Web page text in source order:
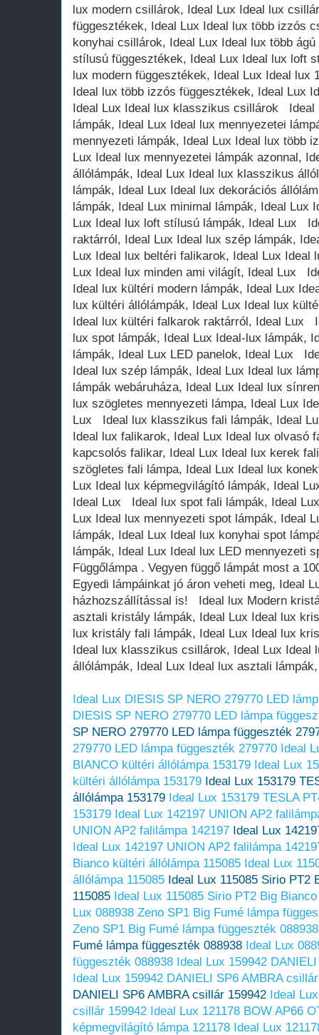
Ideal Lux DIESIS SP NERO 279770 LED
DIESIS SP NERO 279770 LED lámpa
SP NERO 279770 LED lámpa függeszték
279770 LED lámpa függeszték 279770 Ideal
BIANCO kültéri állólámpa 153179 Ideal Lux
kültéri állólámpa 153179 Ideal Lux 153179
állólámpa 153179 Ideal Lux 153179 TESLA
153179 Ideal Lux 142197 UNION AP2
UNION AP2 falilámpa 142197 Ideal Lux
Ideal Lux 142197 UNION AP2 falilámpa
Bianco kültéri állólámpa 115085 Ideal Lux
állólámpa 115085 Ideal Lux 115085 Sirio PT2
115085 Ideal Lux 115085 Sirio PT2 Big
Lux 088938 Zeno SP1 Big Fumé lámpa
Zeno SP1 Big Fumé lámpa függeszték 088938
Fumé lámpa függeszték 088938 Ideal Lux
függeszték 088938 Ideal Lux 159942
Ideal Lux 159942 DANIELI SP6 AMBRA
DANIELI SP6 AMBRA csillár 159942 Ideal
csillár 159942 Ideal Lux 121178 BOW AP66
képmegvilágító lámpa 121178 Ideal Lux